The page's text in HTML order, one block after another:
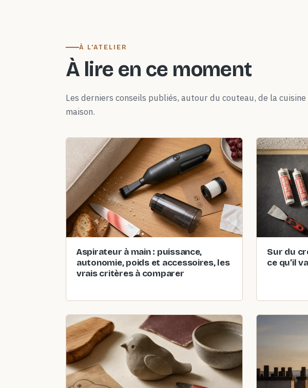
À L'ATELIER
À lire en ce moment
Les derniers conseils publiés, autour du couteau, de la
maison.
Aspirateur à main : puissance,
autonomie, poids et accessoires, les
vrais critères à comparer
Sur du
ce qu’il